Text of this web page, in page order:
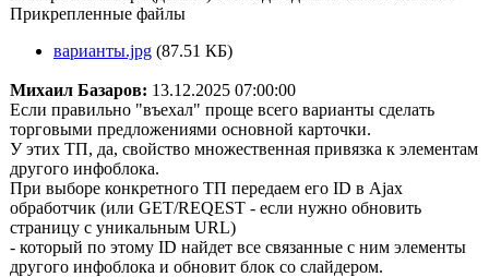
Прикрепленные файлы
варианты.jpg (87.51 КБ)
Михаил Базаров: 13.12.2025 07:00:00
Если правильно "въехал" проще всего варианты сделать
торговыми предложениями основной карточки.
У этих ТП, да, свойство множественная привязка к элементам
другого инфоблока.
При выборе конкретного ТП передаем его ID в Ajax
обработчик (или GET/REQEST - если нужно обновить
страницу с уникальным URL)
- который по этому ID найдет все связанные с ним элементы
другого инфоблока и обновит блок со слайдером.